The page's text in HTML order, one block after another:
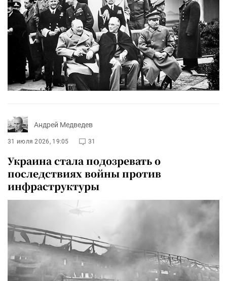
Андрей Медведев
31 июля 2026, 19:05 31
Украина стала подозревать о
последствиях войны против
инфраструктуры